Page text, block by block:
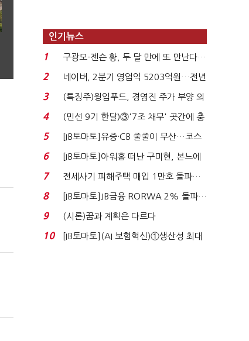
인기뉴스
1
구광모-젠슨 황, 두 달 만에 또 만난다…
로봇·AI 등 논...
2
네이버, 2분기 영업익 5203억원…전년
비 0.2% 감소...
3
(특징주)윙입푸드, 경영진 주가 부양 의
지에 상한가...
4
(민선 9기 한달)③'7조 채무' 곳간에 충
격…추미애, 20년...
5
[IB토마토]유증·CB 줄줄이 무산…코스
닥 벌점 급증에 ...
6
[IB토마토]아워홈 떠난 구미현, 본느에
340억 베팅…가...
7
전세사기 피해주택 매입 1만호 돌파…
누적 피해자 4만2...
8
[IB토마토]JB금융 RORWA 2% 돌파…
실적 견인은 은행 ...
9 (시론)꿈과 계획은 다르다
10
[IB토마토](AI 보험혁신)①생산성 최대